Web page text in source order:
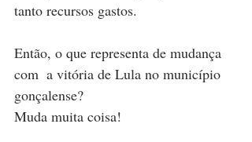
tanto recursos gastos.
Então, o que representa de mudança
com  a vitória de Lula no município
gonçalense?
Muda muita coisa!